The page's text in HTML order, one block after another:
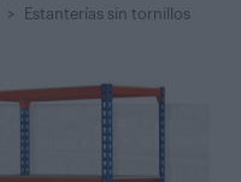
> Estanterías sin tornillos